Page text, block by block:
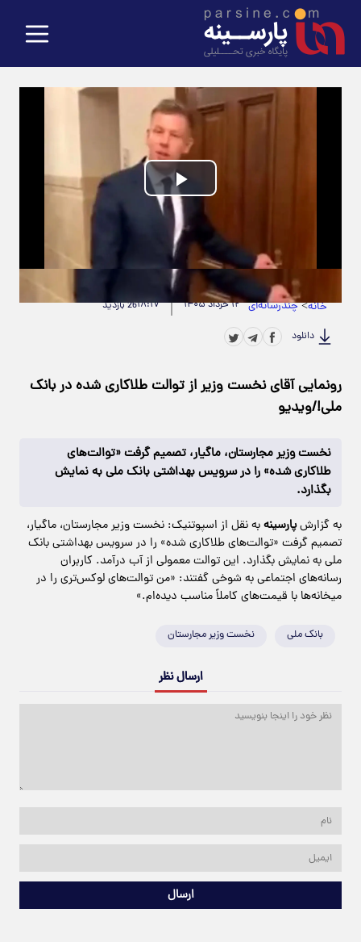
Play
Video
حجم ویدیو: 2.43M |مدت زمان ویدیو: 00:00:34
خانه>چندرسانه‌ای ۱۲ خرداد ۱۴۰۵ ۱۸:۱۷26 بازدید
دانلود
رونمایی آقای نخست وزیر از توالت طلاکاری شده در بانک
ملی!/ویدیو
نخست وزیر مجارستان، ماگیار، تصمیم گرفت «توالت‌های
طلاکاری شده» را در سرویس بهداشتی بانک ملی به نمایش
بگذارد.
به گزارشپارسینهبه نقل از اسپوتنیک: نخست وزیر مجارستان، ماگیار،
تصمیم گرفت «توالت‌های طلاکاری شده» را در سرویس بهداشتی بانک
ملی به نمایش بگذارد. این توالت معمولی از آب درآمد. کاربران
رسانه‌های اجتماعی به شوخی گفتند: «من توالت‌های لوکس‌تری را در
میخانه‌ها با قیمت‌های کاملاً مناسب دیده‌ام.»
بانک ملی نخست وزیر مجارستان
ارسال نظر
ارسال